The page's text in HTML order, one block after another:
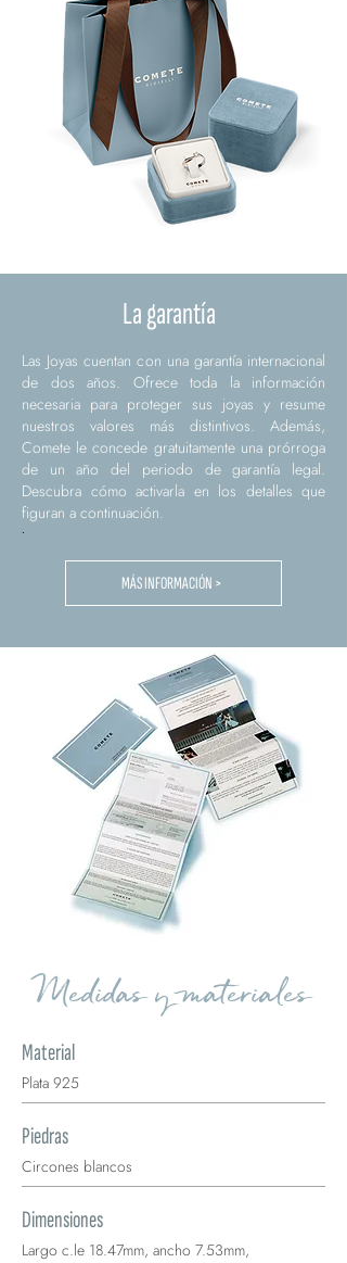
La garantía
Las Joyas cuentan con una garantía internacional
de dos años. Ofrece toda la información
necesaria para proteger sus joyas y resume
nuestros valores más distintivos. Además,
Comete le concede gratuitamente una prórroga
de un año del periodo de garantía legal.
Descubra cómo activarla en los detalles que
figuran a continuación.
MÁS INFORMACIÓN >
Medidas y materiales
Material
Plata 925
Piedras
Circones blancos
Dimensiones
Largo c.le 18.47mm, ancho 7.53mm,